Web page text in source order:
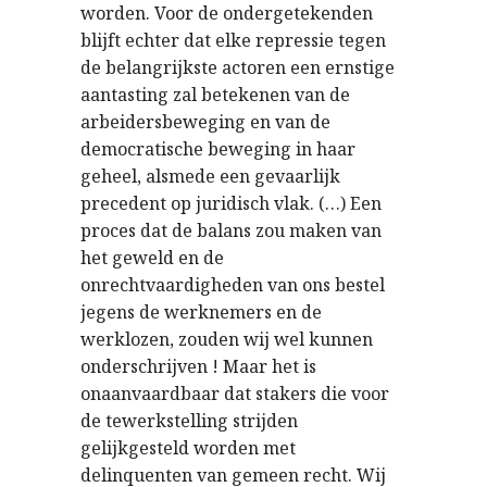
worden. Voor de ondergetekenden
blijft echter dat elke repressie tegen
de belangrijkste actoren een ernstige
aantasting zal betekenen van de
arbeidersbeweging en van de
democratische beweging in haar
geheel, alsmede een gevaarlijk
precedent op juridisch vlak. (…) Een
proces dat de balans zou maken van
het geweld en de
onrechtvaardigheden van ons bestel
jegens de werknemers en de
werklozen, zouden wij wel kunnen
onderschrijven ! Maar het is
onaanvaardbaar dat stakers die voor
de tewerkstelling strijden
gelijkgesteld worden met
delinquenten van gemeen recht. Wij